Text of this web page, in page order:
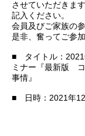
させていただきま
記入ください。
会員及びご家族の
是非、奮ってご参加
■ タイトル：
ミナー『最新版
事情』
■ 日時：2021年